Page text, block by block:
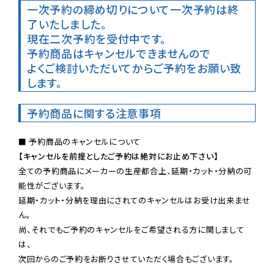
一次予約の締め切りについて一次予約は終
了いたしました。
現在二次予約を受付中です。
予約商品はキャンセルできませんので
よくご検討いただいてからご予約をお願い致
します。
予約商品に関する注意事項
【キャンセルを前提としたご予約は絶対にお止め下さい】
全ての予約商品にメーカーの生産都合上、延期・カット・分納の可
能性がございます。
延期・カット・分納を理由にされてのキャンセルはお受け出来ませ
ん。
尚、それでもご予約のキャンセルをご希望される方に関しまして
は、
次回からのご予約をお断りさせていただく場合もございます。